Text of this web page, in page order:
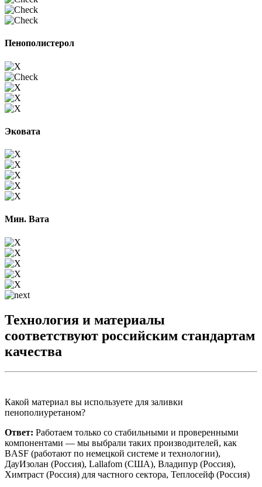
Пенополистерол
Эковата
Мин. Вата
Технология и материалы
соответствуют российским стандартам
качества
Какой материал вы используете для заливки
пенополиуретаном?
Ответ: Работаем только со стабильными и проверенными
компонентами — мы выбрали таких производителей, как
BASF (работают по немецкой системе и технологии),
ДауИзолан (Россия), Lallafom (США), Владипур (Россия),
Химтраст (Россия) для частного сектора, Теплосейф (Россия)